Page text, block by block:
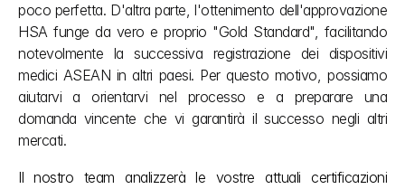
poco perfetta. D'altra parte, l'ottenimento dell'approvazione
HSA funge da vero e proprio "Gold Standard", facilitando
notevolmente la successiva registrazione dei dispositivi
medici ASEAN in altri paesi. Per questo motivo, possiamo
aiutarvi a orientarvi nel processo e a preparare una
domanda vincente che vi garantirà il successo negli altri
mercati.
Il nostro team analizzerà le vostre attuali certificazioni